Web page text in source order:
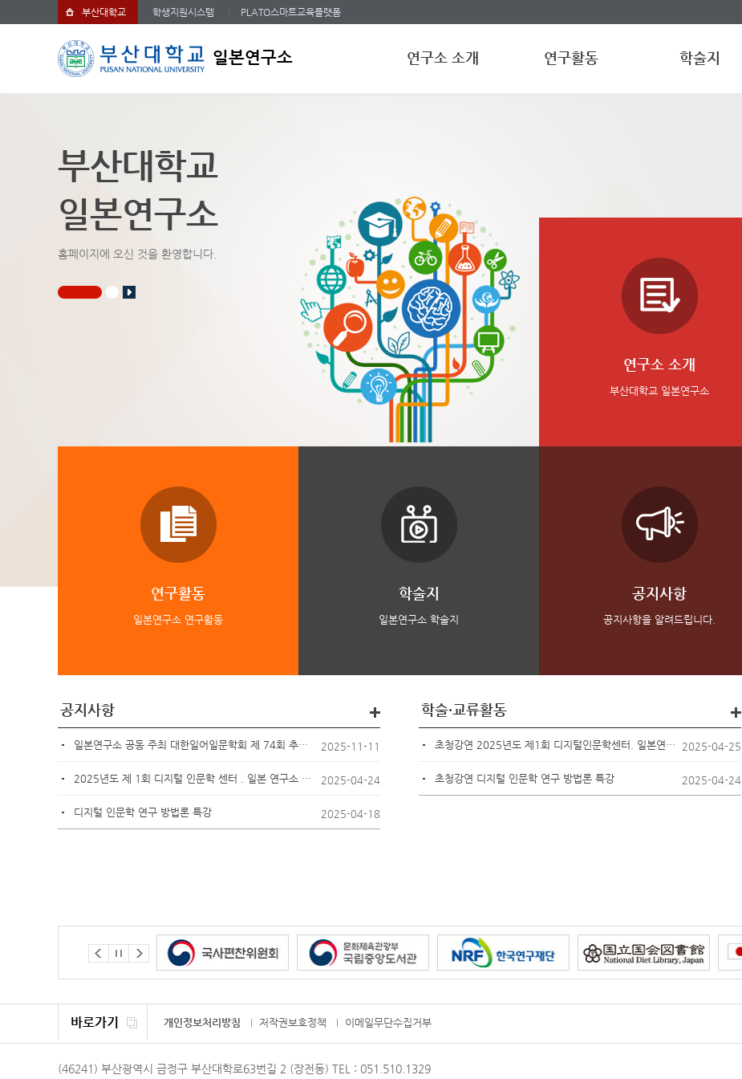
일본연구소
부산대학교 학생지원시스템 PLATO스마트교육플랫폼
연구소 소개
오시는 길
연구활동 학술지
연구소 소개
부산대학교 일본연구소
연구활동
일본연구소 연구활동
학술지
일본연구소 학술지
공지사항
공지사항을 알려드립니다.
부산대학교
일본연구소
홈페이지에 오신 것을 환영합니다.
일본연구소 공동 주최 대한일어일문학회 제 74회 추계국제학술대회 개최 안내 2025-11-11
2025년도 제 1회 디지털 인문학 센터 . 일본 연구소 컬로퀴엄 2025-04-24
디지털 인문학 연구 방법론 특강 2025-04-18
초청강연 2025년도 제1회 디지털인문학센터. 일본연구소 컬로퀴엄 2025-04-25
초청강연 디지털 인문학 연구 방법론 특강 2025-04-24
바로가기 개인정보처리방침 저작권보호정책 이메일무단수집거부
(46241) 부산광역시 금정구 부산대학로63번길 2 (장전동) TEL : 051.510.1329